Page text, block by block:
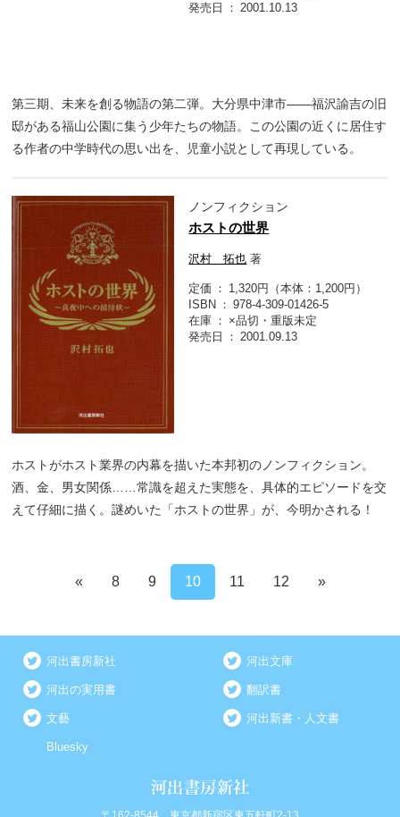
発売日
2001.10.13
第三期、未来を創る物語の第二弾。大分県中津市――福沢諭吉の旧
邸がある福山公園に集う少年たちの物語。この公園の近くに居住す
る作者の中学時代の思い出を、児童小説として再現している。
ノンフィクション
ホストの世界
沢村 拓也 著
定価
1,320円（本体：1,200円）
ISBN
978-4-309-01426-5
在庫
×品切・重版未定
発売日
2001.09.13
ホストがホスト業界の内幕を描いた本邦初のノンフィクション。
酒、金、男女関係……常識を超えた実態を、具体的エピソードを交
えて仔細に描く。謎めいた「ホストの世界」が、今明かされる！
« 8 9 10 11 12 »
河出書房新社 河出文庫
河出の実用書 翻訳書
文藝 河出新書・人文書
Bluesky